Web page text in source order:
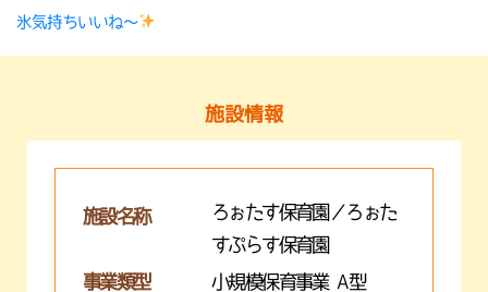
氷気持ちいいね〜
施設情報
施設名称
ろぉたす保育園／ろぉた
すぷらす保育園
事業類型
小規模保育事業 A型